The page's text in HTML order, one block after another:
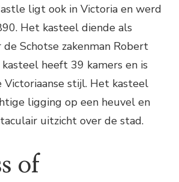
ligt ook in Victoria en werd
Het kasteel diende als
Schotse zakenman Robert
heeft 39 kamers en is
stijl. Het kasteel
ligging op een heuvel en
uitzicht over de stad.
of